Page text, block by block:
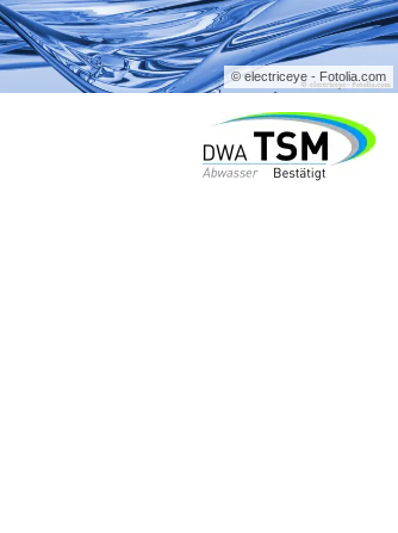
© electriceye - Fotolia.com